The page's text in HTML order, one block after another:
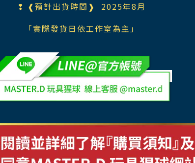
❢ ❰預計出貨時間❱ 2025年8月
「實際發貨日依工作室為主」